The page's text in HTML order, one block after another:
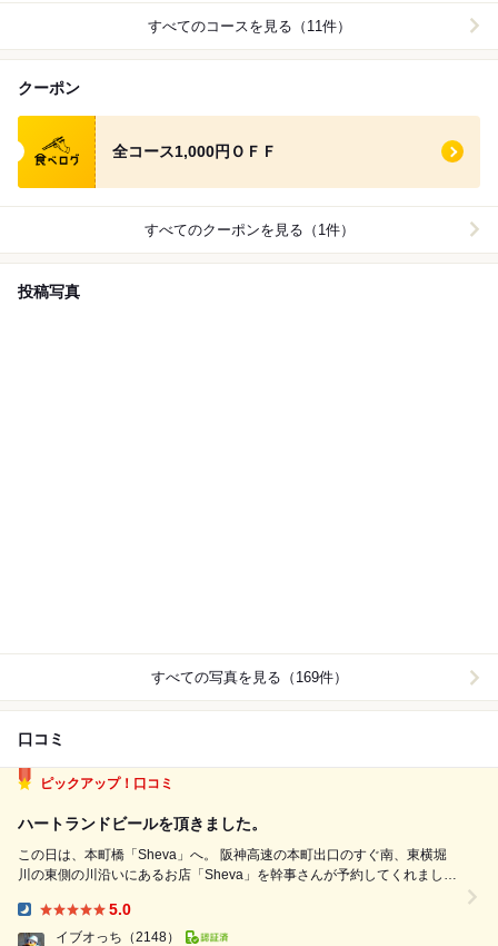
接待・会食 、デート、女子会 、飲み会、顔合わせ、結納
、プロポーズ 、歓送迎会 、同窓会、ファミリーでなど、
特別なシーンでご利用頂けます。
すべてのコースを見る（11件）
クーポン
食べログ クーポン
全コース1,000円ＯＦＦ
すべてのクーポンを見る（1件）
投稿写真
すべての写真を見る（169件）
口コミ
ピックアップ！口コミ
ハートランドビールを頂きました。
この日は、本町橋「Sheva」へ。 阪神高速の本町出口のすぐ南、東横堀
川の東側の川沿いにあるお店「Sheva」を幹事さんが予約してくれました
川の河岸に建つ一軒家フレンチ。その2階(3階建の建物の3階部分)を貸
切...
5.0
イブオっち （2148）